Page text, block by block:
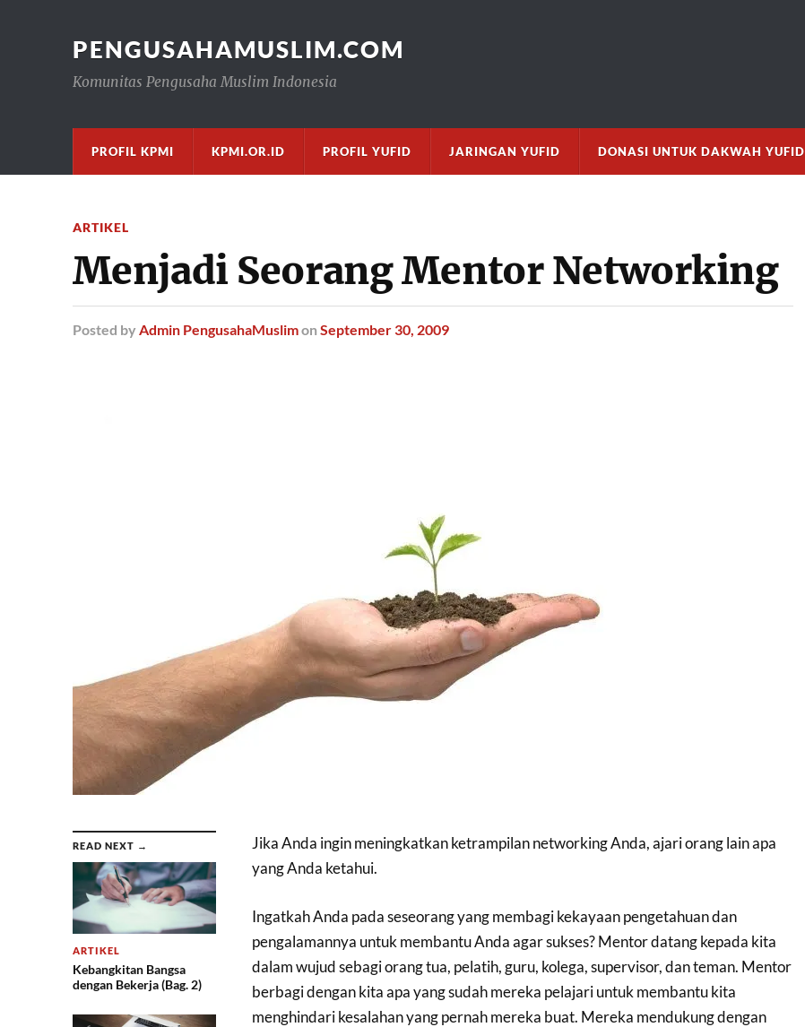
PENGUSAHAMUSLIM.COM
Komunitas Pengusaha Muslim Indonesia
PROFIL KPMI KPMI.OR.ID PROFIL YUFID JARINGAN YUFID DONASI UNTUK DAKWAH YUFID
ARTIKEL
Menjadi Seorang Mentor Networking
Posted by Admin PengusahaMuslimon September 30, 2009
READ NEXT →
ARTIKEL
Kebangkitan Bangsa
dengan Bekerja (Bag. 2)
Jika Anda ingin meningkatkan ketrampilan networking Anda, ajari orang lain apa
yang Anda ketahui.
Ingatkah Anda pada seseorang yang membagi kekayaan pengetahuan dan
pengalamannya untuk membantu Anda agar sukses? Mentor datang kepada kita
dalam wujud sebagi orang tua, pelatih, guru, kolega, supervisor, dan teman. Mentor
berbagi dengan kita apa yang sudah mereka pelajari untuk membantu kita
menghindari kesalahan yang pernah mereka buat. Mereka mendukung dengan